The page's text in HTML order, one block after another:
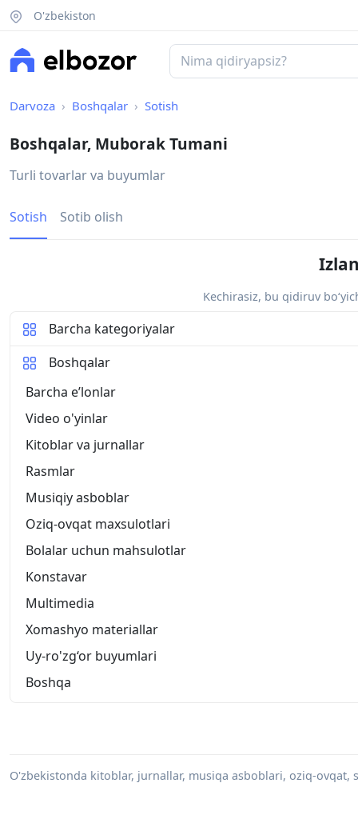
O'zbekiston
Darvoza Boshqalar Sotish
Boshqalar, Muborak Tumani
Turli tovarlar va buyumlar
Sotish Sotib olish
Kechirasiz, bu qidiruv
Barcha kategoriyalar
Boshqalar
Barcha eʼlonlar
Video o'yinlar
Kitoblar va jurnallar
Rasmlar
Musiqiy asboblar
Oziq-ovqat maxsulotlari
Bolalar uchun mahsulotlar
Konstavar
Multimedia
Xomashyo materiallar
Uy-ro'zg‘or buyumlari
Boshqa
O'zbekistonda kitoblar, jurnallar, musiqa asboblari, oziq-